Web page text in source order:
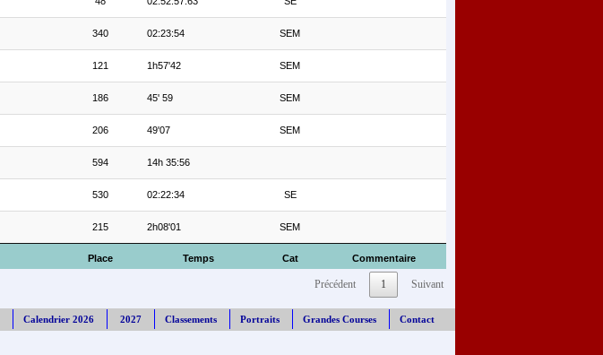
Place Temps Cat Commentaire
340 02:23:54 SEM
121 1h57'42 SEM
186 45' 59 SEM
206 49'07 SEM
594 14h 35:56
530 02:22:34 SE
215 2h08'01 SEM
Précédent 1 Suivant
Calendrier 2026 2027 Classements Portraits Grandes Courses Contact